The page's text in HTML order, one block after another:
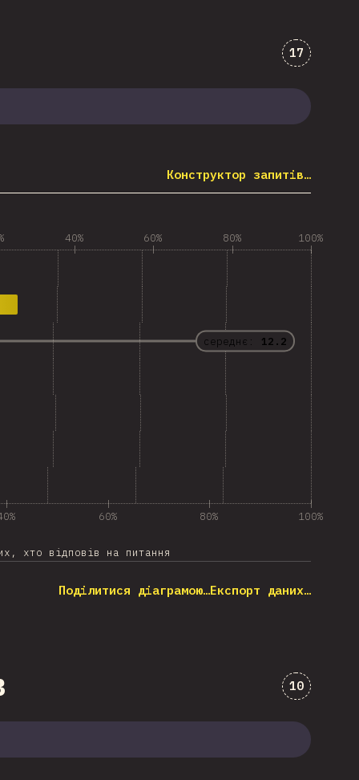
17
Конструктор запитів…
40% 60% 80% 100%
середнє: 12.2
60% 80% 100%
хто відповів на питання
Поділитися діаграмою…Експорт даних…
10